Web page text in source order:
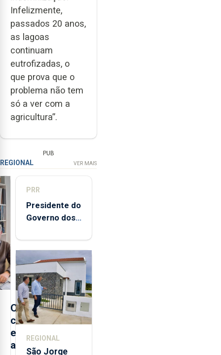
Infelizmente,
passados 20 anos,
as lagoas
continuam
eutrofizadas, o
que prova que o
problema não tem
só a ver com a
agricultura”.
PUB
REGIONAL VER MAIS
O
c
e
a
PRR
Presidente do
Governo dos
destaca
execução e
modernização
da saúde
REGIONAL
São Jorge